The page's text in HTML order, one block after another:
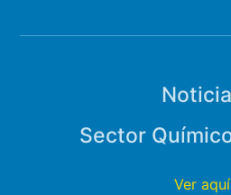
Sector
Ver aquí